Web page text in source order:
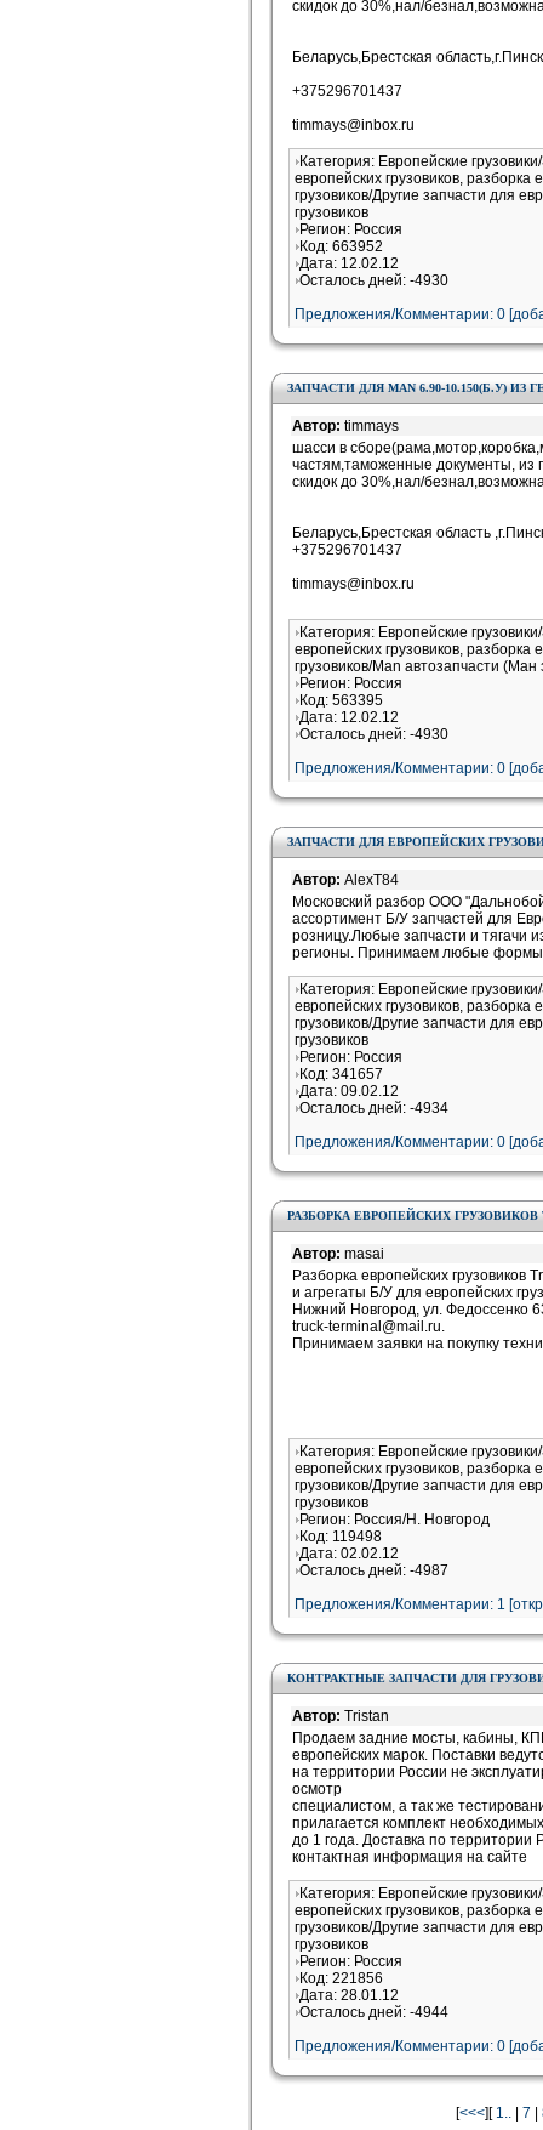
скидок до 30%,нал/
Беларусь,Брестская область,г.Пинск
+375296701437
timmays@inbox.ru
Категория: Европейские
европейских грузовиков, разборка
грузовиков/Другие запчасти для
грузовиков
Регион: Россия
Код: 663952
Дата: 12.02.12
Осталось дней: -4930
Предложения/Комментарии: 0
ЗАПЧАСТИ ДЛЯ MAN 6.90-10.150(Б.У) ИЗ
Автор: timmays
шасси в
частям,таможенные документы, из
скидок до 30%,нал/
Беларусь,Брестская область
+375296701437
timmays@inbox.ru
Категория: Европейские
европейских грузовиков, разборка
грузовиков/Man автозапчасти (Ман
Регион: Россия
Код: 563395
Дата: 12.02.12
Осталось дней: -4930
Предложения/Комментарии: 0
ЗАПЧАСТИ ДЛЯ ЕВРОПЕЙСКИХ
Автор: AlexT84
Московский разбор ООО
ассортимент Б/У запчастей для
розницу.Любые запчасти и тягачи
регионы. Принимаем любые
Категория: Европейские
европейских грузовиков, разборка
грузовиков/Другие запчасти для
грузовиков
Регион: Россия
Код: 341657
Дата: 09.02.12
Осталось дней: -4934
Предложения/Комментарии: 0
РАЗБОРКА ЕВРОПЕЙСКИХ ГРУЗОВИКОВ
Автор: masai
Разборка европейских грузовиков
и агрегаты Б/У для европейских
Нижний Новгород, ул. Федоссенко
truck-terminal@mail.ru.
Принимаем заявки на покупку
Категория: Европейские
европейских грузовиков, разборка
грузовиков/Другие запчасти для
грузовиков
Регион: Россия/Н. Новгород
Код: 119498
Дата: 02.02.12
Осталось дней: -4987
Предложения/Комментарии: 1 [
КОНТРАКТНЫЕ ЗАПЧАСТИ ДЛЯ
Автор: Tristan
Продаем задние мосты, кабины,
европейских марок. Поставки
на территории России не
осмотр
специалистом, а так же
прилагается комплект
до 1 года. Доставка по
контактная информация на сайте
Категория: Европейские
европейских грузовиков, разборка
грузовиков/Другие запчасти для
грузовиков
Регион: Россия
Код: 221856
Дата: 28.01.12
Осталось дней: -4944
Предложения/Комментарии: 0
[<<<][ 1.. 7